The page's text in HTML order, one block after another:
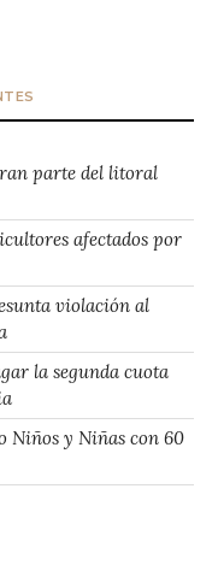
parte del litoral
afectados por
violación al
la segunda cuota
Niños y Niñas con 60